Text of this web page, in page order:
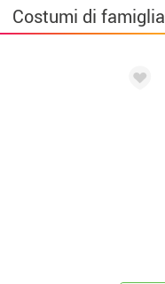
Costumi di famiglia